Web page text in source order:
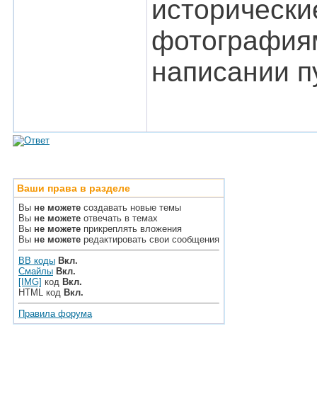
написании
Ваши права в разделе
Вы не можете создавать новые темы
Вы не можете отвечать в темах
Вы не можете прикреплять вложения
Вы не можете редактировать свои сообщения
BB коды Вкл.
Смайлы Вкл.
[IMG] код Вкл.
HTML код Вкл.
Правила форума